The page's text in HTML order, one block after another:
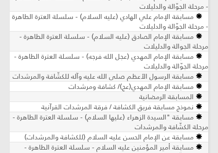
- مرحلة الجوّالة والدليلات
مسابقة الإمام علي الهادي (عليه السلام) - سلسلة العترة الطاهرة
- مرحلة الجوّالة والدليلات
مسابقة الإمام الصادق (عليه السلام) - سلسلة العترة الطاهرة -
مرحلة الجوالة والدليلات
مسابقة الإمام المهدي (عجل الله فرجه) - سلسلة العترة الطاهرة -
مرحلة الجوّالة والدليلات
مسابقة الرسول الأعظم صلى الله عليه وآله للكشّافة والمرشدات
مسابقة الإمام المهدي(عج)/ كشافة ومرشدات
المسابقة الرمضانية
نموذج مسابقة فريق الكشافة / فرقة المرشدات القرآنية
مسابقة "السيدة الزهراء (عليها السلام) - سلسلة العترة الطاهرة -
مرحلة الكشّافة والمرشدات
مسابقة عن الإمام الحسن عليه السلام (للكشافة والمرشدات)
مسابقة أمير المؤمنين عليه السلام - سلسلة العترة الطاهرة -